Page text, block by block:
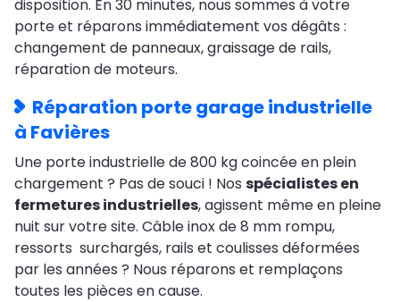
disposition. En 30 minutes, nous sommes à votre
porte et réparons immédiatement vos dégâts :
changement de panneaux, graissage de rails,
réparation de moteurs.
Réparation porte garage industrielle
à Favières
Une porte industrielle de 800 kg coincée en plein
chargement ? Pas de souci ! Nos spécialistes en
fermetures industrielles, agissent même en pleine
nuit sur votre site. Câble inox de 8 mm rompu,
ressorts surchargés, rails et coulisses déformées
par les années ? Nous réparons et remplaçons
toutes les pièces en cause.